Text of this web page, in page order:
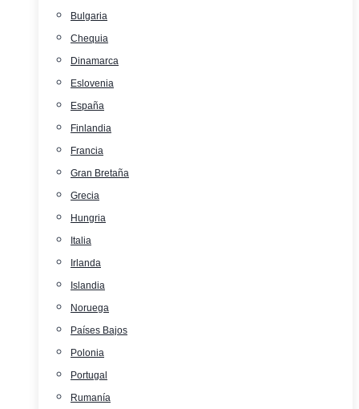
Bulgaria
Chequia
Dinamarca
Eslovenia
España
Finlandia
Francia
Gran Bretaña
Grecia
Hungria
Italia
Irlanda
Islandia
Noruega
Países Bajos
Polonia
Portugal
Rumanía